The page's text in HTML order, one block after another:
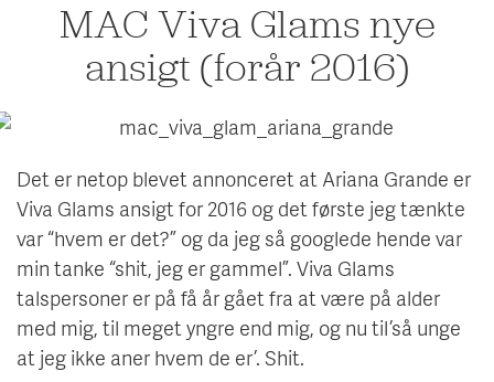
VIVA
GLAMS
NYE
ANSIGT
(FORÅR
MAC Viva Glams nye
ansigt (forår 2016)
Det er netop blevet annonceret at Ariana Grande er
Viva Glams ansigt for 2016 og det første jeg tænkte
var “hvem er det?” og da jeg så googlede hende var
min tanke “shit, jeg er gammel”. Viva Glams
talspersoner er på få år gået fra at være på alder
med mig, til meget yngre end mig, og nu til ’så unge
at jeg ikke aner hvem de er’. Shit.